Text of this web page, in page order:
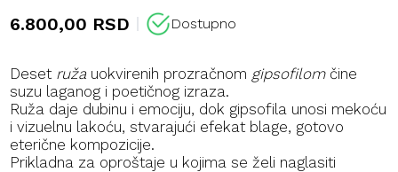
6.800,00 RSD Dostupno
Deset ružauokvirenih prozračnom gipsofilomčine
suzu laganog i poetičnog izraza.
Ruža daje dubinu i emociju, dok gipsofila unosi mekoću
i vizuelnu lakoću, stvarajući efekat blage, gotovo
eterične kompozicije.
Prikladna za oproštaje u kojima se želi naglasiti